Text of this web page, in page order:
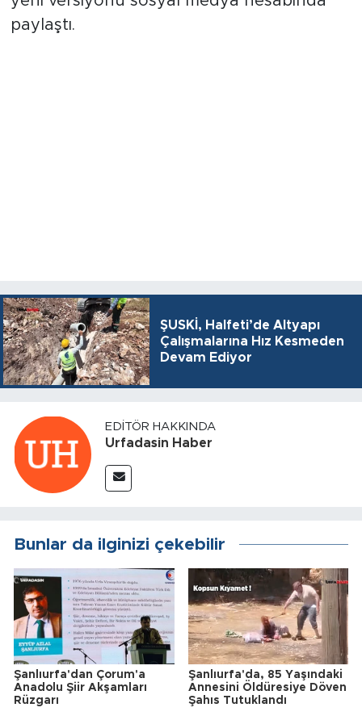
paylaştı.
ŞUSKİ, Halfeti’de Altyapı
Çalışmalarına Hız Kesmeden
Devam Ediyor
EDITÖR HAKKINDA
Urfadasin Haber
Bunlar da ilginizi çekebilir
Şanlıurfa'dan Çorum'a
Anadolu Şiir Akşamları
Rüzgarı
Şanlıurfa'da, 85 Yaşındaki
Annesini Öldüresiye Döven
Şahıs Tutuklandı